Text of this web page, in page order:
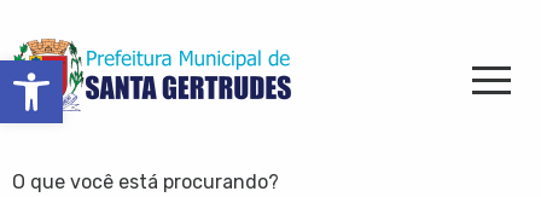
Barra de Ferramentas Aberta
O que você está procurando?